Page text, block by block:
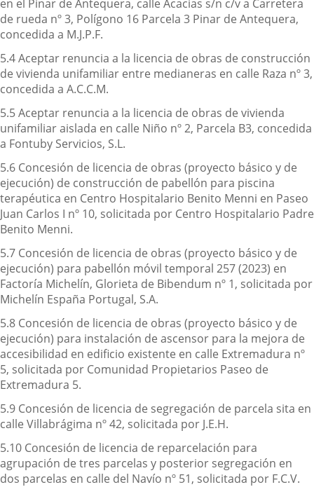
en el Pinar de Antequera, calle Acacias s/n c/v a Carretera
de rueda nº 3, Polígono 16 Parcela 3 Pinar de Antequera,
concedida a M.J.P.F.
5.4 Aceptar renuncia a la licencia de obras de construcción
de vivienda unifamiliar entre medianeras en calle Raza nº 3,
concedida a A.C.C.M.
5.5 Aceptar renuncia a la licencia de obras de vivienda
unifamiliar aislada en calle Niño nº 2, Parcela B3, concedida
a Fontuby Servicios, S.L.
5.6 Concesión de licencia de obras (proyecto básico y de
ejecución) de construcción de pabellón para piscina
terapéutica en Centro Hospitalario Benito Menni en Paseo
Juan Carlos I nº 10, solicitada por Centro Hospitalario Padre
Benito Menni.
5.7 Concesión de licencia de obras (proyecto básico y de
ejecución) para pabellón móvil temporal 257 (2023) en
Factoría Michelín, Glorieta de Bibendum nº 1, solicitada por
Michelín España Portugal, S.A.
5.8 Concesión de licencia de obras (proyecto básico y de
ejecución) para instalación de ascensor para la mejora de
accesibilidad en edificio existente en calle Extremadura nº
5, solicitada por Comunidad Propietarios Paseo de
Extremadura 5.
5.9 Concesión de licencia de segregación de parcela sita en
calle Villabrágima nº 42, solicitada por J.E.H.
5.10 Concesión de licencia de reparcelación para
agrupación de tres parcelas y posterior segregación en
dos parcelas en calle del Navío nº 51, solicitada por F.C.V.